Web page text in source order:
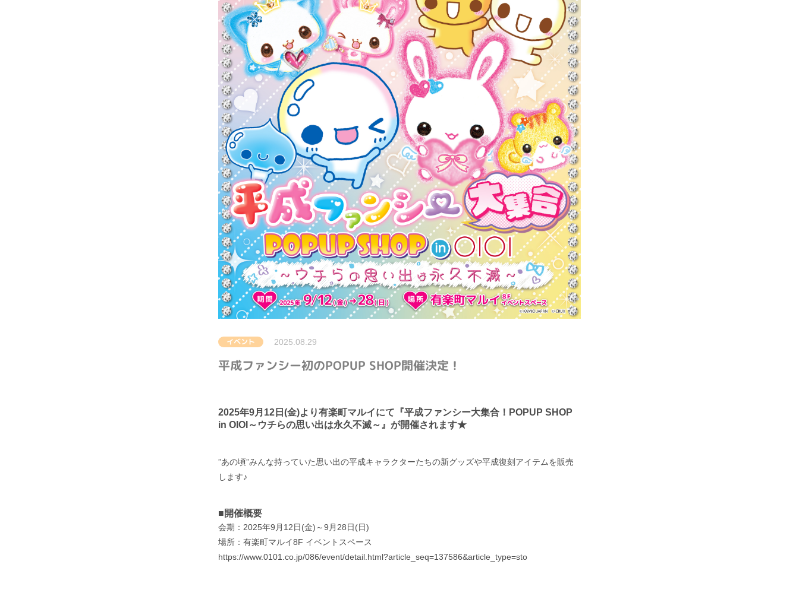
イベント 2025.08.29
平成ファンシー初のPOPUP SHOP開催決定！
2025年9月12日(金)より有楽町マルイにて『平成ファンシー大集合！POPUP SHOP
in OIOI～ウチらの思い出は永久不滅～』が開催されます★
”あの頃”みんな持っていた思い出の平成キャラクターたちの新グッズや平成復刻アイテムを販売
します♪
■開催概要
会期：2025年9月12日(金)～9月28日(日)
場所：有楽町マルイ8F イベントスペース
https://www.0101.co.jp/086/event/detail.html?article_seq=137586&article_type=sto